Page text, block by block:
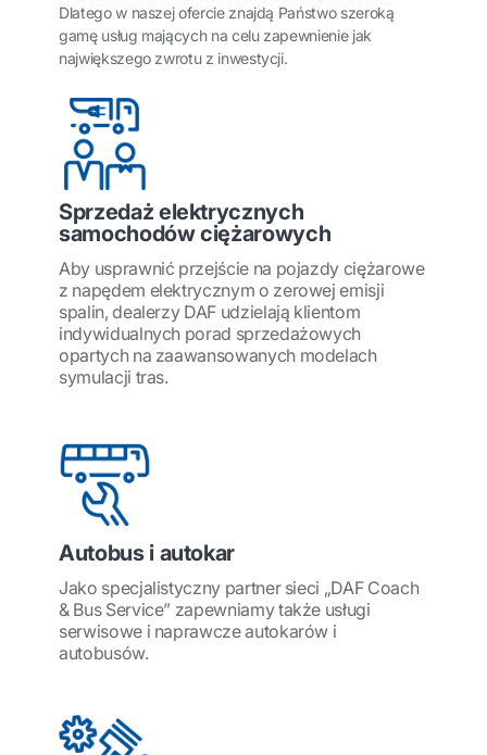
Dlatego w naszej ofercie znajdą Państwo szeroką
gamę usług mających na celu zapewnienie jak
największego zwrotu z inwestycji.
Sprzedaż elektrycznych
samochodów ciężarowych
Aby usprawnić przejście na pojazdy ciężarowe
z napędem elektrycznym o zerowej emisji
spalin, dealerzy DAF udzielają klientom
indywidualnych porad sprzedażowych
opartych na zaawansowanych modelach
symulacji tras.
Autobus i autokar
Jako specjalistyczny partner sieci „DAF Coach
& Bus Service” zapewniamy także usługi
serwisowe i naprawcze autokarów i
autobusów.